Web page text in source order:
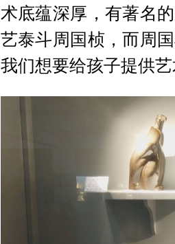
术底蕴深厚，有著名
艺泰斗周国桢，而周
我们想要给孩子提供